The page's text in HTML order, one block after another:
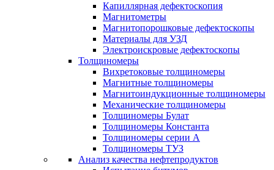
Капиллярная дефектоскопия
Магнитометры
Магнитопорошковые дефектоскопы
Материалы для УЗД
Электроискровые дефектоскопы
Толщиномеры
Вихретоковые толщиномеры
Магнитные толщиномеры
Магнитоиндукционные толщиномеры
Механические толщиномеры
Толщиномеры Булат
Толщиномеры Константа
Толщиномеры серии А
Толщиномеры ТУЗ
Анализ качества нефтепродуктов